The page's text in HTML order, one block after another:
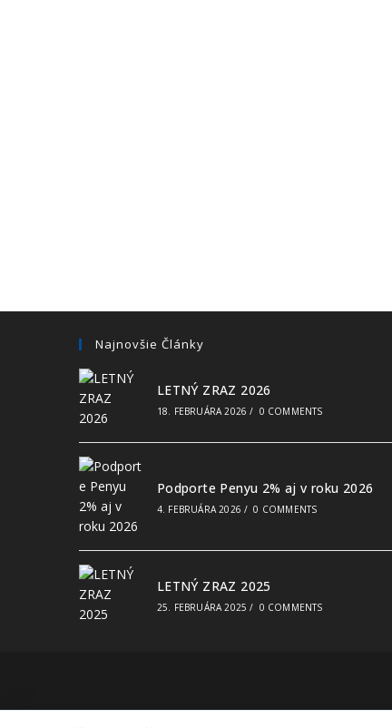
Najnovšie Články
LETNÝ ZRAZ 2026
18. FEBRUÁRA 2026 / 0 COMMENTS
Podporte Penyu 2% aj v roku 2026
4. FEBRUÁRA 2026 / 0 COMMENTS
LETNÝ ZRAZ 2025
25. FEBRUÁRA 2025 / 0 COMMENTS